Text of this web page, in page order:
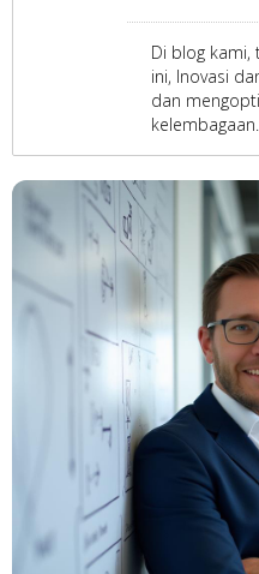
Di blog
ini, Inovasi
dan
kelembagaan.